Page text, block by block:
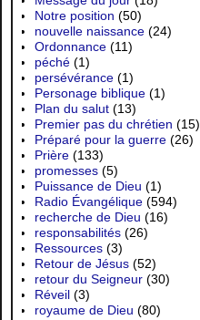
Notre position (50)
nouvelle naissance (24)
Ordonnance (11)
péché (1)
persévérance (1)
Personage biblique (1)
Plan du salut (13)
Premier pas du chrétien (15)
Préparé pour la guerre (26)
Prière (133)
promesses (5)
Puissance de Dieu (1)
Radio Évangélique (594)
recherche de Dieu (16)
responsabilités (26)
Ressources (3)
Retour de Jésus (52)
retour du Seigneur (30)
Réveil (3)
royaume de Dieu (80)